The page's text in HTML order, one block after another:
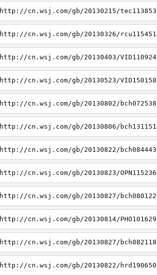
http://cn.wsj.com/gb/20130215/
http://cn.wsj.com/gb/20130326/
http://cn.wsj.com/gb/20130403/
http://cn.wsj.com/gb/20130523/
http://cn.wsj.com/gb/20130802/
http://cn.wsj.com/gb/20130806/
http://cn.wsj.com/gb/20130822/
http://cn.wsj.com/gb/20130823/
http://cn.wsj.com/gb/20130827/
http://cn.wsj.com/gb/20130814/
http://cn.wsj.com/gb/20130827/
http://cn.wsj.com/gb/20130822/